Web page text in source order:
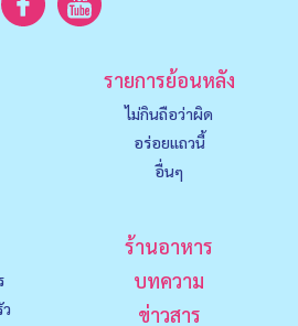
รายการย้อนหลัง
ไม่กินถือว่าผิด
อร่อยแถวนี้
อื่นๆ
ร้านอาหาร
บทความ
ข่าวสาร